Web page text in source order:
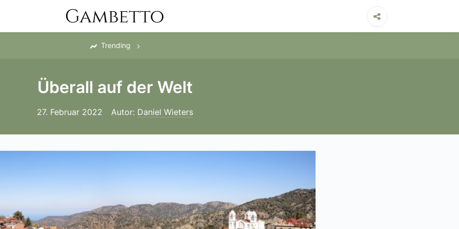
Trending
Überall auf der Welt
27. Februar 2022 Autor: Daniel Wieters